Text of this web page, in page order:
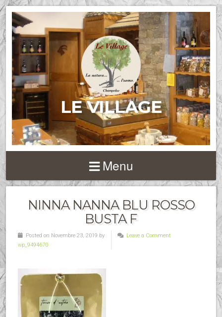
LE VILLAGE
Menu
NINNA NANNA BLU ROSSO
BUSTA F
Posted on Novembre 23, 2019 by
wp_9494670
Leave a Comment